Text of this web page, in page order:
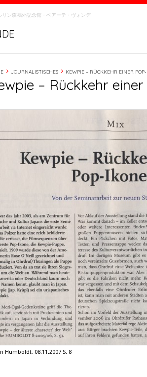
ン森鷗外記念館・ベアーテ・ヴォンデ
JOURNALISTISCHES KEWPIE – RÜCKKEHR EINER
– Rückkehr
Humboldt, 08.11.2007 S. 8